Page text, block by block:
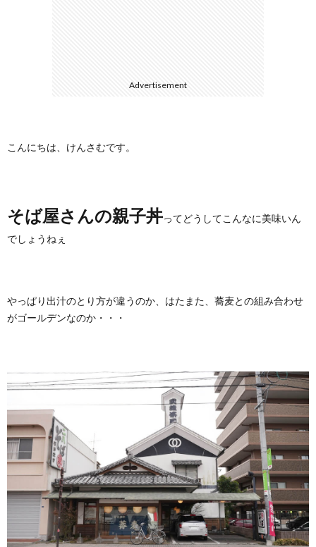
Advertisement
こんにちは、けんさむです。
そば屋さんの親子丼ってどうしてこんなに美味いん
でしょうねぇ
やっぱり出汁のとり方が違うのか、はたまた、蕎麦との組み合わせ
がゴールデンなのか・・・